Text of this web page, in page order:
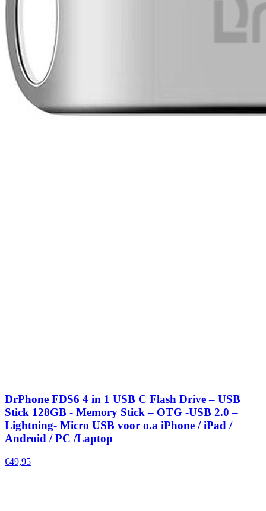
DrPhone FDS6 4 in 1 USB C Flash Drive – USB
Stick 128GB - Memory Stick – OTG -USB 2.0 –
Lightning- Micro USB voor o.a iPhone / iPad /
Android / PC /Laptop
€49,95